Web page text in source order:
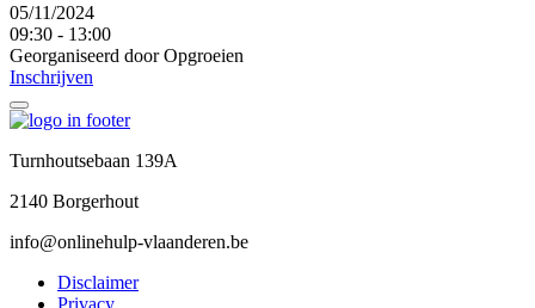
05/11/2024
09:30 - 13:00
Georganiseerd door Opgroeien
Inschrijven
Turnhoutsebaan 139A
2140 Borgerhout
info@onlinehulp-vlaanderen.be
Disclaimer
Privacy